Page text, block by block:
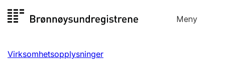
til
Meny
Registersøk
Aksjeselskap
Virksomhetsopplysninger